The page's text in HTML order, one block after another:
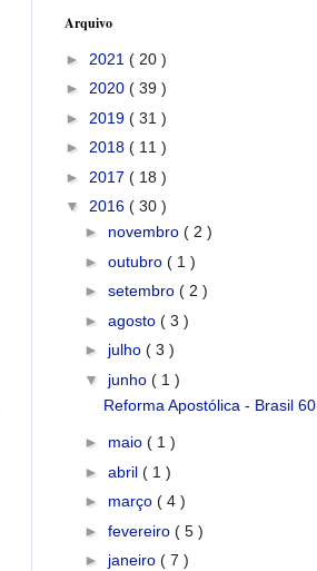
Arquivo
► 2021 ( 20 )
► 2020 ( 39 )
► 2019 ( 31 )
► 2018 ( 11 )
► 2017 ( 18 )
▼ 2016 ( 30 )
► novembro ( 2 )
► outubro ( 1 )
► setembro ( 2 )
► agosto ( 3 )
► julho ( 3 )
▼ junho ( 1 )
Reforma Apostólica - Brasil 60
► maio ( 1 )
► abril ( 1 )
► março ( 4 )
► fevereiro ( 5 )
► janeiro ( 7 )